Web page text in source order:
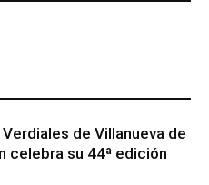
de Villanueva de
celebra su 44ª edición